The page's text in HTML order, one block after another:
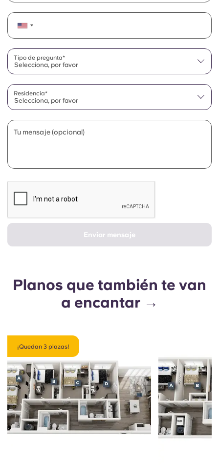
Selecciona, por favor
Tipo de pregunta*
Selecciona, por favor
Residencia*
Tu mensaje (opcional)
Enviar mensaje
Planos que también te van
a encantar →
¡Quedan 3 plazas!